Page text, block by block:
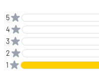
5
4
3
2
1